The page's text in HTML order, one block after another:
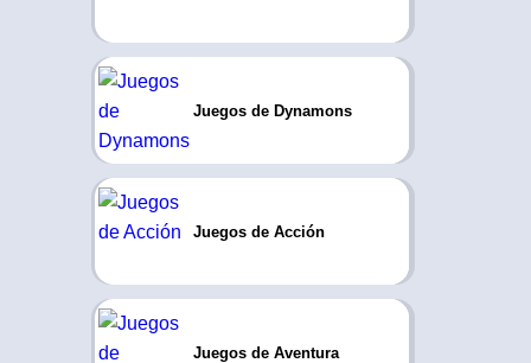
Juegos de Dynamons
Juegos de Acción
Juegos de Aventura